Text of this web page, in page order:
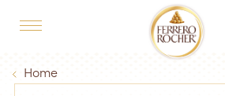
MAIN NAVIGATION
Breadcrumb
Home